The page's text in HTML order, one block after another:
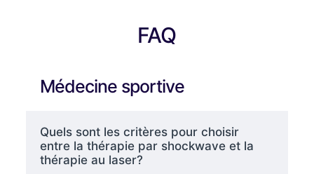
FAQ
Médecine sportive
Quels sont les critères pour choisir
entre la thérapie par shockwave et la
thérapie au laser?